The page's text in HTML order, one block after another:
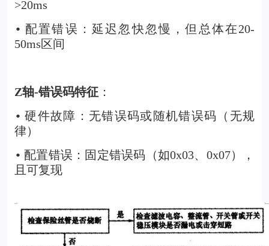
>20ms
• 配置错误：延迟忽快忽慢，但总体在20-
50ms区间
Z轴-错误码特征：
• 硬件故障：无错误码或随机错误码（无规
律）
• 配置错误：固定错误码（如0x03、0x07），
且可复现